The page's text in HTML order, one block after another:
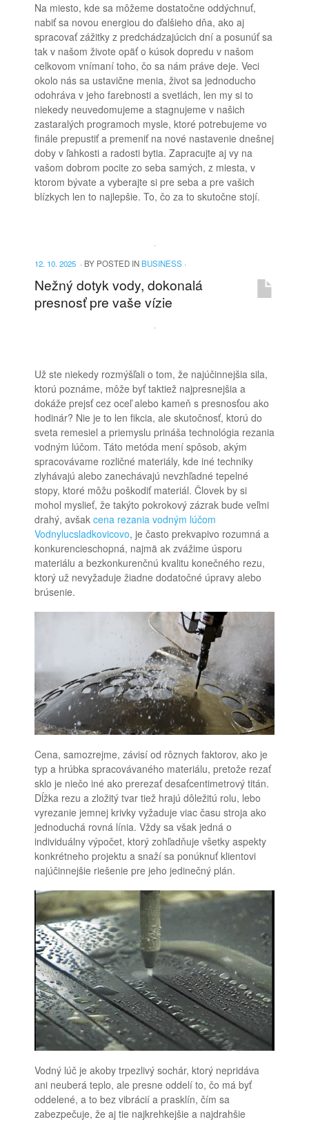
Na miesto, kde sa môžeme dostatočne oddýchnuť,
nabiť sa novou energiou do ďalšieho dňa, ako aj
spracovať zážitky z predchádzajúcich dní a posunúť sa
tak v našom živote opäť o kúsok dopredu v našom
celkovom vnímaní toho, čo sa nám práve deje. Veci
okolo nás sa ustavične menia, život sa jednoducho
odohráva v jeho farebnosti a svetlách, len my si to
niekedy neuvedomujeme a stagnujeme v našich
zastaralých programoch mysle, ktoré potrebujeme vo
finále prepustiť a premeniť na nové nastavenie dnešnej
doby v ľahkosti a radosti bytia. Zapracujte aj vy na
vašom dobrom pocite zo seba samých, z miesta, v
ktorom bývate a vyberajte si pre seba a pre vašich
blízkych len to najlepšie. To, čo za to skutočne stojí.
12. 10. 2025 · BY POSTED IN BUSINESS ·
Nežný dotyk vody, dokonalá
presnosť pre vaše vízie
Už ste niekedy rozmýšľali o tom, že najúčinnejšia sila,
ktorú poznáme, môže byť taktiež najpresnejšia a
dokáže prejsť cez oceľ alebo kameň s presnosťou ako
hodinár? Nie je to len fikcia, ale skutočnosť, ktorú do
sveta remesiel a priemyslu prináša technológia rezania
vodným lúčom. Táto metóda mení spôsob, akým
spracovávame rozličné materiály, kde iné techniky
zlyhávajú alebo zanechávajú nevzhľadné tepelné
stopy, ktoré môžu poškodiť materiál. Človek by si
mohol myslieť, že takýto pokrokový zázrak bude veľmi
drahý, avšak cena rezania vodným lúčom
Vodnylucsladkovicovo, je často prekvapivo rozumná a
konkurencieschopná, najmä ak zvážime úsporu
materiálu a bezkonkurenčnú kvalitu konečného rezu,
ktorý už nevyžaduje žiadne dodatočné úpravy alebo
brúsenie.
Cena, samozrejme, závisí od rôznych faktorov, ako je
typ a hrúbka spracovávaného materiálu, pretože rezať
sklo je niečo iné ako prerezať desaťcentimetrový titán.
Dĺžka rezu a zložitý tvar tiež hrajú dôležitú rolu, lebo
vyrezanie jemnej krivky vyžaduje viac času stroja ako
jednoduchá rovná línia. Vždy sa však jedná o
individuálny výpočet, ktorý zohľadňuje všetky aspekty
konkrétneho projektu a snaží sa ponúknuť klientovi
najúčinnejšie riešenie pre jeho jedinečný plán.
Vodný lúč je akoby trpezlivý sochár, ktorý nepridáva
ani neuberá teplo, ale presne oddelí to, čo má byť
oddelené, a to bez vibrácií a prasklín, čím sa
zabezpečuje, že aj tie najkrehkejšie a najdrahšie